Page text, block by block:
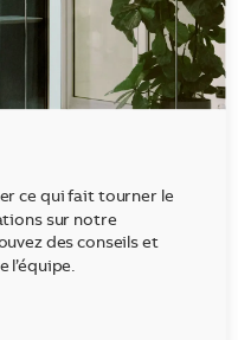
ce qui fait tourner le
sur notre
des conseils et
l’équipe.